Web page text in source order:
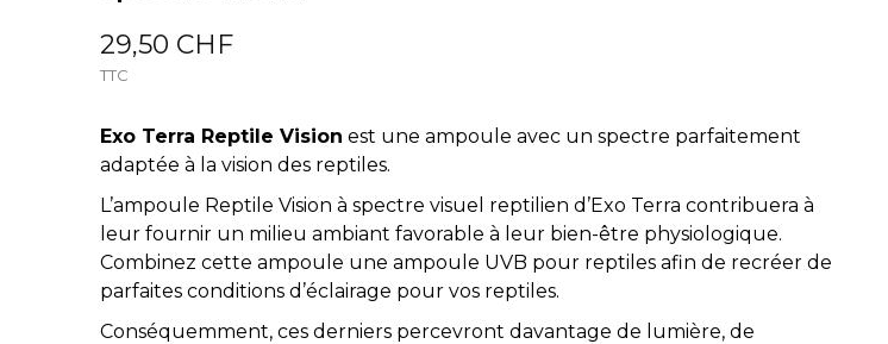
29,50 CHF
TTC
Exo Terra Reptile Vision est une ampoule avec un spectre parfaitement
adaptée à la vision des reptiles.
L’ampoule Reptile Vision à spectre visuel reptilien d’Exo Terra contribuera à
leur fournir un milieu ambiant favorable à leur bien-être physiologique.
Combinez cette ampoule une ampoule UVB pour reptiles afin de recréer de
parfaites conditions d’éclairage pour vos reptiles.
Conséquemment, ces derniers percevront davantage de lumière, de